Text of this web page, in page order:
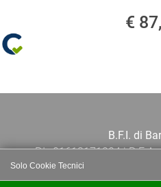
€
B.F.I. di
P.I.: 01613171204 |
Po 13E, 40139,
444638 |
Solo Cookie Tecnici